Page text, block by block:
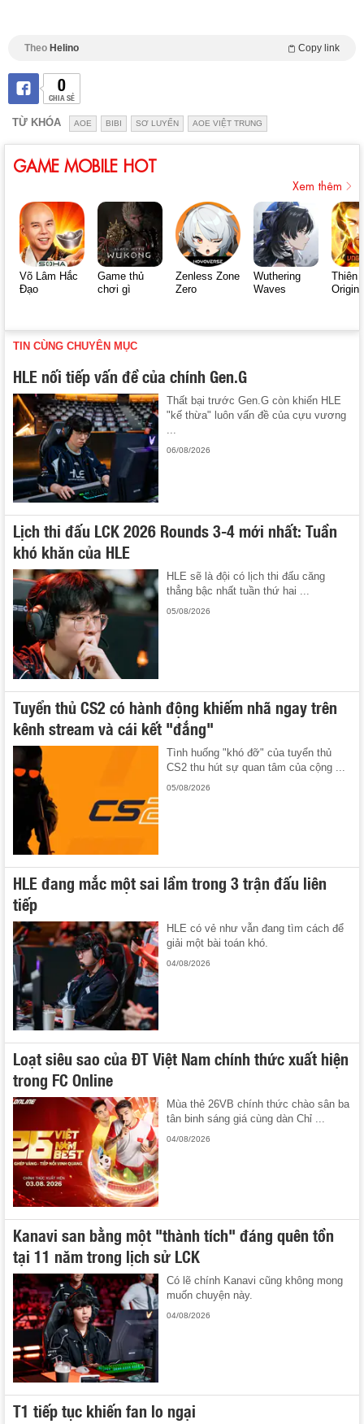
Theo Helino Copy link
0
CHIA SẺ
TỪ KHÓA AOE BIBI SƠ LUYẾN AOE VIỆT TRUNG
GAME MOBILE HOT
Xem thêm
Võ Lâm Hắc
Đạo
Game thủ
chơi gì
Zenless Zone
Zero
Wuthering
Waves
Thiên
Origin
TIN CÙNG CHUYÊN MỤC
HLE nối tiếp vấn đề của chính Gen.G
Thất bại trước Gen.G còn khiến HLE
"kế thừa" luôn vấn đề của cựu vương
06/08/2026
Lịch thi đấu LCK 2026 Rounds 3-4 mới nhất: Tuần
khó khăn của HLE
HLE sẽ là đội có lịch thi đấu căng
thẳng bậc nhất tuần thứ hai ...
05/08/2026
Tuyển thủ CS2 có hành động khiếm nhã ngay trên
kênh stream và cái kết "đắng"
Tình huống "khó đỡ" của tuyển thủ
CS2 thu hút sự quan tâm của cộng ...
05/08/2026
HLE đang mắc một sai lầm trong 3 trận đấu liên
tiếp
HLE có vẻ như vẫn đang tìm cách để
giải một bài toán khó.
04/08/2026
Loạt siêu sao của ĐT Việt Nam chính thức xuất hiện
trong FC Online
Mùa thẻ 26VB chính thức chào sân ba
tân binh sáng giá cùng dàn Chỉ ...
04/08/2026
Kanavi san bằng một "thành tích" đáng quên tồn
tại 11 năm trong lịch sử LCK
Có lẽ chính Kanavi cũng không mong
muốn chuyện này.
04/08/2026
T1 tiếp tục khiến fan lo ngại